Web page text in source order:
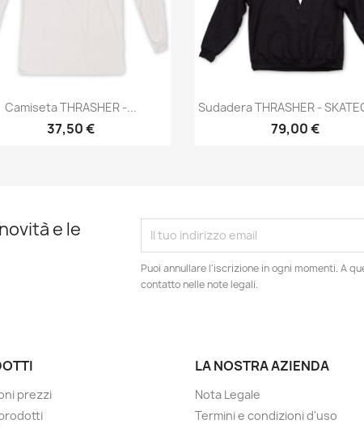
Anteprima
Camiseta THRASHER -...
37,50 €
Anteprima
Sudadera THRASHER -
79,00 €
e le
Puoi annullare l'iscrizione in ogni momenti. A
contatto nelle note legali.
prezzi
LA NOSTRA AZIENDA
Nota Legale
Termini e condizioni d'uso